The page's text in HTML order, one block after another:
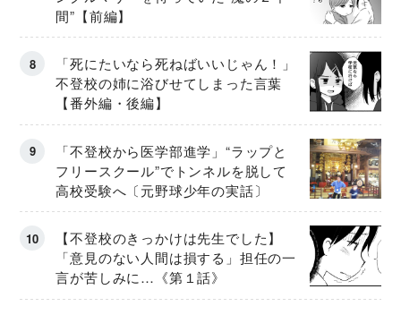
間”【前編】
「死にたいなら死ねばいいじゃん！」
不登校の姉に浴びせてしまった言葉
【番外編・後編】
「不登校から医学部進学」“ラップと
フリースクール”でトンネルを脱して
高校受験へ〔元野球少年の実話〕
【不登校のきっかけは先生でした】
「意見のない人間は損する」担任の一
言が苦しみに…《第１話》